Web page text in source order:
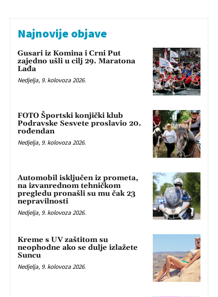
Najnovije objave
Gusari iz Komina i Crni Put
zajedno ušli u cilj 29. Maratona
Lađa
Nedjelja, 9. kolovoza 2026.
FOTO Športski konjički klub
Podravske Sesvete proslavio 20.
rođendan
Nedjelja, 9. kolovoza 2026.
Automobil isključen iz prometa,
na izvanrednom tehničkom
pregledu pronašli su mu čak 23
nepravilnosti
Nedjelja, 9. kolovoza 2026.
Kreme s UV zaštitom su
neophodne ako se dulje izlažete
Suncu
Nedjelja, 9. kolovoza 2026.